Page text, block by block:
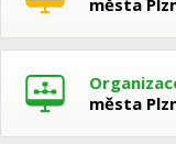
města